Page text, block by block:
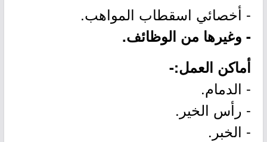
- أخصائي اسقطاب المواهب.
- وغيرها من الوظائف.
أماكن العمل:-
- الدمام.
- رأس الخير.
- الخبر.